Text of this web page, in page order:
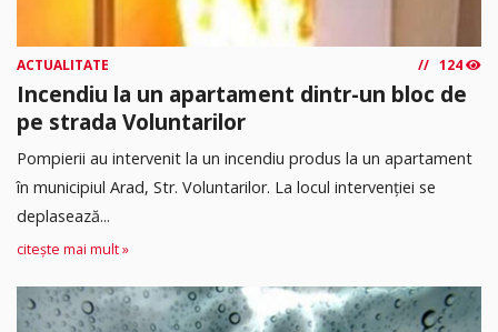
ACTUALITATE 124
Incendiu la un apartament dintr-un bloc de
pe strada Voluntarilor
Pompierii au intervenit la un incendiu produs la un apartament
în municipiul Arad, Str. Voluntarilor. La locul intervenției se
deplasează...
citește mai mult »